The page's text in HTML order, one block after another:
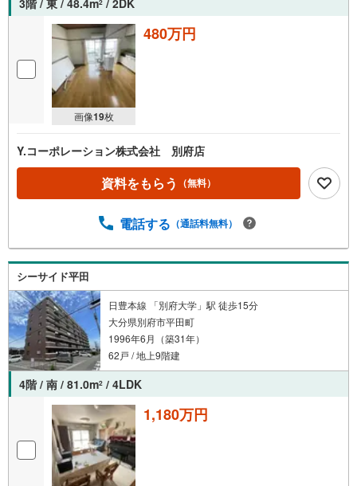
2
画像19枚
480万円
Y.コーポレーション株式会社 別府店
資料をもらう （無料）
電話する （通話料無料）
シーサイド平田
日豊本線 「別府大学」駅 徒歩15分
大分県別府市平田町
1996年6月（築31年）
62戸 / 地上9階建
4階 / 南 / 81.0m2 / 4LDK
1,180万円